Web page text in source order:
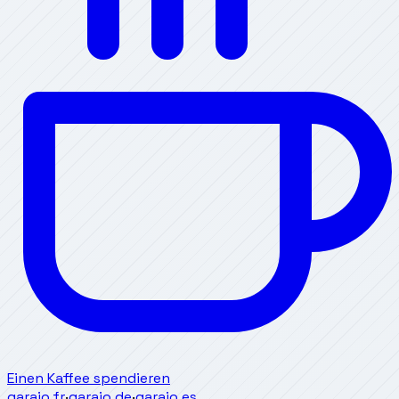
Einen Kaffee spendieren